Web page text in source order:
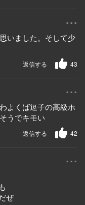
...
いました。そして少
43
返信する
...
よくば逗子の高級ホ
うでキモい
42
返信する
...
ぜ